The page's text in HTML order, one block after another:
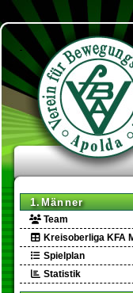
1.Männer
Team
Kreisoberliga KFA
Spielplan
Statistik